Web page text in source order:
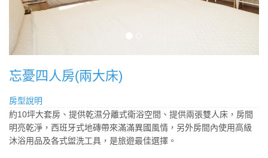
忘憂四人房(兩大床)
房型說明
約10坪大套房、提供乾濕分離式衛浴空間、提供兩張雙人床，房間
明亮乾淨，西班牙式地磚帶來滿滿異國風情，另外房間內使用高級
沐浴用品及各式盥洗工具，是旅遊最佳選擇。